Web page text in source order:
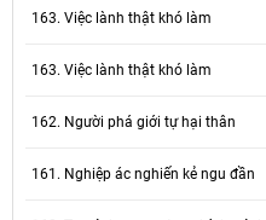
163. Việc lành thật khó làm
163. Việc lành thật khó làm
162. Người phá giới tự hại thân
161. Nghiệp ác nghiến kẻ ngu đần